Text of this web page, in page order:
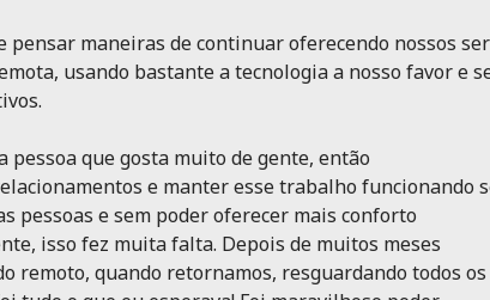
pensar maneiras de continuar oferecendo nossos
usando bastante a tecnologia a nosso favor e
pessoa que gosta muito de gente, então
e manter esse trabalho funcionando
pessoas e sem poder oferecer mais conforto
isso fez muita falta. Depois de muitos meses
remoto, quando retornamos, resguardando todos os